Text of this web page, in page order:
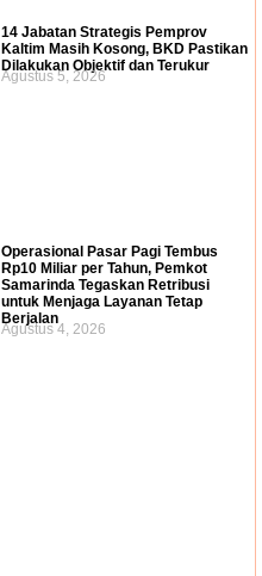
14 Jabatan Strategis Pemprov
Kaltim Masih Kosong, BKD Pastikan
Dilakukan Objektif dan Terukur
Agustus 5, 2026
Operasional Pasar Pagi Tembus
Rp10 Miliar per Tahun, Pemkot
Samarinda Tegaskan Retribusi
untuk Menjaga Layanan Tetap
Berjalan
Agustus 4, 2026